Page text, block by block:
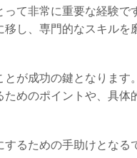
て非常に重要な経験で
し、専門的なスキルを
が成功の鍵となります
めのポイントや、具体
るための手助けとなる